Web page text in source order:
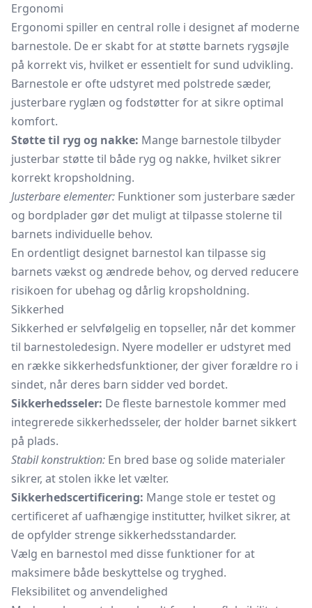
Ergonomi
Ergonomi spiller en central rolle i designet af moderne
barnestole. De er skabt for at støtte barnets rygsøjle
på korrekt vis, hvilket er essentielt for sund udvikling.
Barnestole er ofte udstyret med polstrede sæder,
justerbare ryglæn og fodstøtter for at sikre optimal
komfort.
Støtte til ryg og nakke: Mange barnestole tilbyder
justerbar støtte til både ryg og nakke, hvilket sikrer
korrekt kropsholdning.
Justerbare elementer: Funktioner som justerbare sæder
og bordplader gør det muligt at tilpasse stolerne til
barnets individuelle behov.
En ordentligt designet barnestol kan tilpasse sig
barnets vækst og ændrede behov, og derved reducere
risikoen for ubehag og dårlig kropsholdning.
Sikkerhed
Sikkerhed er selvfølgelig en topseller, når det kommer
til barnestoledesign. Nyere modeller er udstyret med
en række sikkerhedsfunktioner, der giver forældre ro i
sindet, når deres barn sidder ved bordet.
Sikkerhedsseler: De fleste barnestole kommer med
integrerede sikkerhedsseler, der holder barnet sikkert
på plads.
Stabil konstruktion: En bred base og solide materialer
sikrer, at stolen ikke let vælter.
Sikkerhedscertificering: Mange stole er testet og
certificeret af uafhængige institutter, hvilket sikrer, at
de opfylder strenge sikkerhedsstandarder.
Vælg en barnestol med disse funktioner for at
maksimere både beskyttelse og tryghed.
Fleksibilitet og anvendelighed